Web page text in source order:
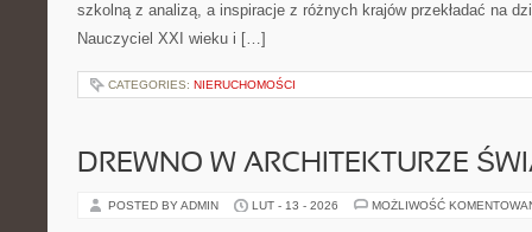
szkolną z analizą, a inspiracje z różnych krajów przekładać na
Nauczyciel XXI wieku i […]
CATEGORIES: NIERUCHOMOŚCI
DREWNO W ARCHITEKTURZE
POSTED BY ADMIN LUT - 13 - 2026 MOŻLIWOŚĆ